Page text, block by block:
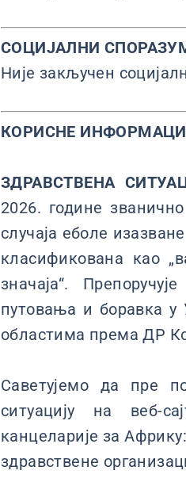
СОЦИЈАЛНИ
Није закључен
КОРИСНЕ
ЗДРАВСТВЕНА
2026. године
случаја еболе
класификована као
значаја“.
путовања и боравка
областима према ДР
Саветујемо да пре
ситуацију на веб-
канцеларије за
здравствене